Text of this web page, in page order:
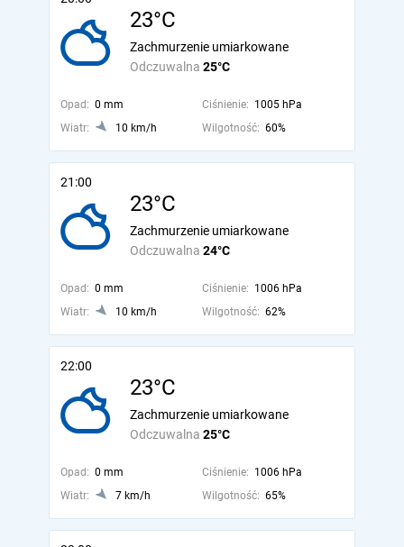
23°C
Odczuwalna 25°C
Zachmurzenie umiarkowane
Opad: 0 mm Ciśnienie: 1005 hPa
Wiatr:
10 km/h Wilgotność: 60%
21:00
23°C
Odczuwalna 24°C
Zachmurzenie umiarkowane
Opad: 0 mm Ciśnienie: 1006 hPa
Wiatr:
10 km/h Wilgotność: 62%
22:00
23°C
Odczuwalna 25°C
Zachmurzenie umiarkowane
Opad: 0 mm Ciśnienie: 1006 hPa
Wiatr:
7 km/h Wilgotność: 65%